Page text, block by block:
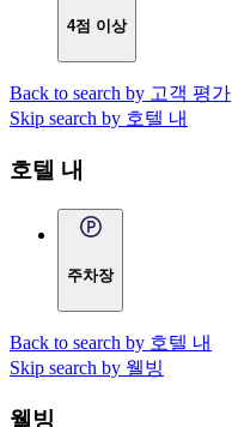
4점 이상
Back to search by 고객 평가
Skip search by 호텔 내
호텔 내
주차장
Back to search by 호텔 내
Skip search by 웰빙
웰빙